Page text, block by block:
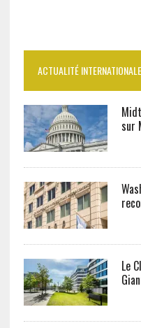
ACTUALITÉ INTERNATIONALE
sur
Le